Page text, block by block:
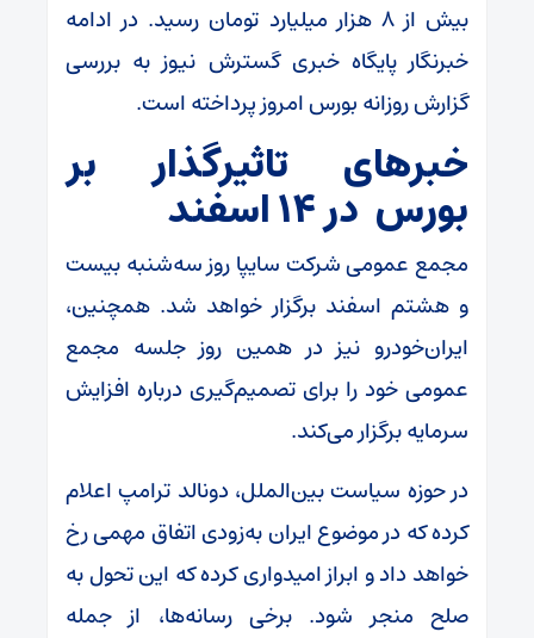
بیش از ۸ هزار میلیارد تومان رسید. در ادامه
خبرنگار پایگاه خبری گسترش نیوز به بررسی
گزارش روزانه بورس امروز پرداخته است.
خبرهای تاثیرگذار بر
بورس در ۱۴ اسفند
مجمع عمومی شرکت سایپا روز سه‌شنبه بیست
و هشتم اسفند برگزار خواهد شد. همچنین،
ایران‌خودرو نیز در همین روز جلسه مجمع
عمومی خود را برای تصمیم‌گیری درباره افزایش
سرمایه برگزار می‌کند.
در حوزه سیاست بین‌الملل، دونالد ترامپ اعلام
کرده که در موضوع ایران به‌زودی اتفاق مهمی رخ
خواهد داد و ابراز امیدواری کرده که این تحول به
صلح منجر شود. برخی رسانه‌ها، از جمله